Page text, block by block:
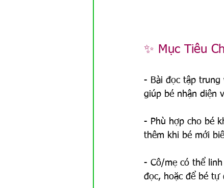
✨ Mục Tiêu
- Bài đọc tập trung
giúp bé nhận diện
- Phù hợp cho bé
thêm khi bé mới
- Cô/mẹ có thể
đọc, hoặc để bé tự